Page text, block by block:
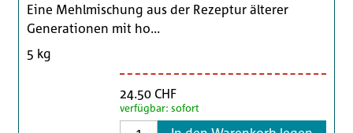
Eine Mehlmischung aus der Rezeptur älterer
Generationen mit ho...
5 kg
24.50 CHF
verfügbar: sofort